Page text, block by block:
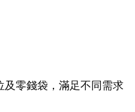
及零錢袋，滿足不同需求